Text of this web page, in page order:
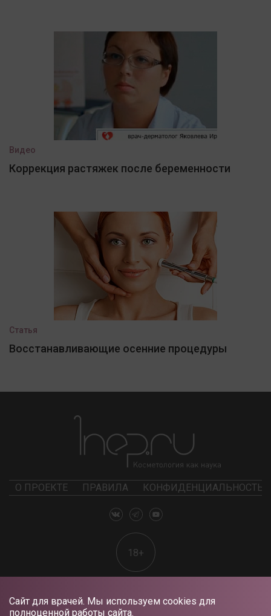
Сайт для врачей. Мы используем cookies для
полноценной работы сайта.
Видео
Коррекция растяжек после беременности
Статья
Восстанавливающие осенние процедуры
О ПРОЕКТЕ ПРАВИЛА КОНФИДЕНЦИАЛЬНОСТЬ
18+